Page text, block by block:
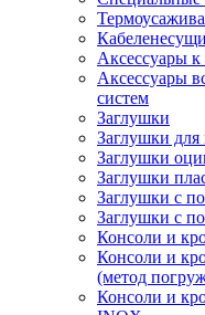
Аксессуары
Аксессуары
систем
Заглушки
Заглушки для
Заглушки
Заглушки
Заглушки с
Заглушки с
Консоли и
Консоли и
(метод
Консоли и